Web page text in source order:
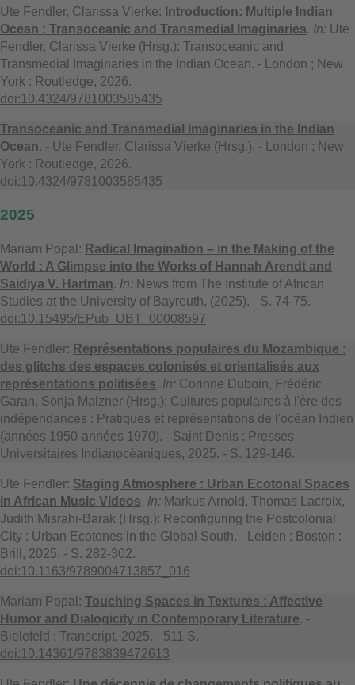
Ute Fendler, Clarissa Vierke: Introduction: Multiple Indian
Ocean : Transoceanic and Transmedial Imaginaries. In: Ute
Fendler, Clarissa Vierke (Hrsg.): Transoceanic and
Transmedial Imaginaries in the Indian Ocean. - London ; New
York : Routledge, 2026.
doi:10.4324/9781003585435
Transoceanic and Transmedial Imaginaries in the Indian
Ocean. - Ute Fendler, Clarissa Vierke (Hrsg.). - London ; New
York : Routledge, 2026.
doi:10.4324/9781003585435
2025
Mariam Popal: Radical Imagination – in the Making of the
World : A Glimpse into the Works of Hannah Arendt and
Saidiya V. Hartman. In: News from The Institute of African
Studies at the University of Bayreuth, (2025). - S. 74-75.
doi:10.15495/EPub_UBT_00008597
Ute Fendler: Représentations populaires du Mozambique :
des glitchs des espaces colonisés et orientalisés aux
représentations politisées. In: Corinne Duboin, Frédéric
Garan, Sonja Malzner (Hrsg.): Cultures populaires à l'ère des
indépendances : Pratiques et représentations de l'océan Indien
(années 1950-années 1970). - Saint Denis : Presses
Universitaires Indianocéaniques, 2025. - S. 129-146.
Ute Fendler: Staging Atmosphere : Urban Ecotonal Spaces
in African Music Videos. In: Markus Arnold, Thomas Lacroix,
Judith Misrahi-Barak (Hrsg.): Reconfiguring the Postcolonial
City : Urban Ecotones in the Global South. - Leiden ; Boston :
Brill, 2025. - S. 282-302.
doi:10.1163/9789004713857_016
Mariam Popal: Touching Spaces in Textures : Affective
Humor and Dialogicity in Contemporary Literature. -
Bielefeld : Transcript, 2025. - 511 S.
doi:10.14361/9783839472613